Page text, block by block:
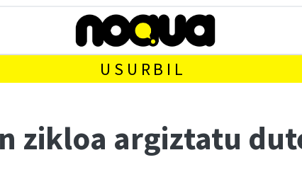
USURBIL
zikloa argiztatu